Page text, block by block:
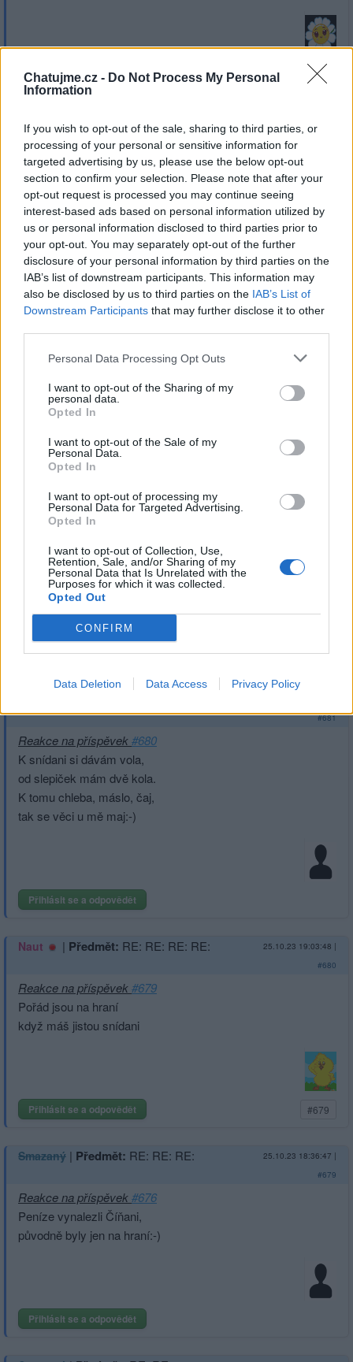
Chatujme.cz - Do Not Process My Personal
Information
If you wish to opt-out of the sale, sharing to third parties, or
processing of your personal or sensitive information for
targeted advertising by us, please use the below opt-out
section to confirm your selection. Please note that after your
opt-out request is processed you may continue seeing
interest-based ads based on personal information utilized by
us or personal information disclosed to third parties prior to
your opt-out. You may separately opt-out of the further
disclosure of your personal information by third parties on the
IAB’s list of downstream participants. This information may
also be disclosed by us to third parties on the IAB’s List of
Downstream Participants that may further disclose it to other
Personal Data Processing Opt Outs
I want to opt-out of the Sharing of my
personal data.
Opted In
I want to opt-out of the Sale of my
Personal Data.
Opted In
I want to opt-out of processing my
Personal Data for Targeted Advertising.
Opted In
I want to opt-out of Collection, Use,
Retention, Sale, and/or Sharing of my
Personal Data that Is Unrelated with the
Purposes for which it was collected.
Opted Out
CONFIRM
Data Deletion Data Access Privacy Policy
Přihlásit se a odpovědět
Reakce na příspěvek#682
Tomu se mi nechce věřit,
nejspíš se ti toužil svěřit.
Jeho srdce marně bije,
pro tvé tvé city, sympatie:-)
Přihlásit se a odpovědět
kopretina666 |Předmět:
Na procházce v lese,
Co tam máte dědečku?
,,Jen pár krásných hříbečků ,,
kde se cesty zahýbají
a ty hříbky , ty si vem
Přihlásit se a odpovědět
#681
Reakce na příspěvek#680
K snídani si dávám vola,
od slepiček mám dvě kola.
K tomu chleba, máslo, čaj,
tak se věci u mě maj:-)
Přihlásit se a odpovědět
Naut | Předmět: RE: RE: RE: RE: 25.10.23 19:03:48 |
#680
Reakce na příspěvek#679
Pořád jsou na hraní
když máš jistou snídani
Přihlásit se a odpovědět #679
Smazaný | Předmět: RE: RE: RE: 25.10.23 18:36:47 |
#679
Reakce na příspěvek#676
Peníze vynalezli Číňani,
původně byly jen na hraní:-)
Přihlásit se a odpovědět